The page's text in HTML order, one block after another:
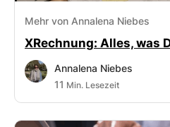
Mehr von Annalena Niebes
XRechnung: Alles, was
Annalena Niebes
11 Min. Lesezeit